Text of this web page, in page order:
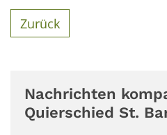
Zurück
Nachrichten
Quierschied St.